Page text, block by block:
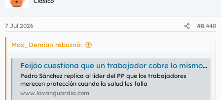
e
s
7 Jul 2026 #8.440
Max_Demian rebuznó:
Feijóo cuestiona que un trabajador cobre lo mismo si trabaja o si está de baja
Pedro Sánchez replica al líder del PP que los trabajadores
merecen protección cuando la salud les falla
www.lavanguardia.com